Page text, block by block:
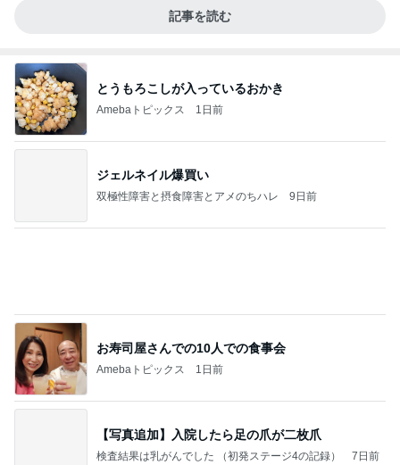
記事を読む
とうもろこしが入っているおかき
Amebaトピックス 1日前
ジェルネイル爆買い
双極性障害と摂食障害とアメのちハレ 9日前
お寿司屋さんでの10人での食事会
Amebaトピックス 1日前
【写真追加】入院したら足の爪が二枚爪
検査結果は乳がんでした （初発ステージ4の記録） 7日前